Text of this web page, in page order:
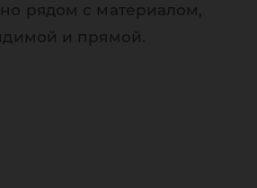
рядом с материалом,
и прямой.